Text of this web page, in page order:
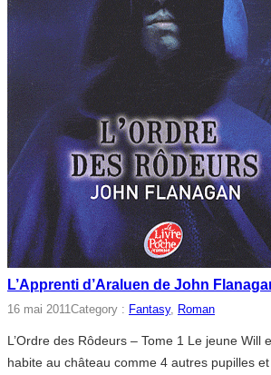
L’Apprenti d’Araluen de John
16 mai 2011Category : Fantasy, Roman
L’Ordre des Rôdeurs – Tome 1 Le jeune Will
habite au château comme 4 autres pupilles